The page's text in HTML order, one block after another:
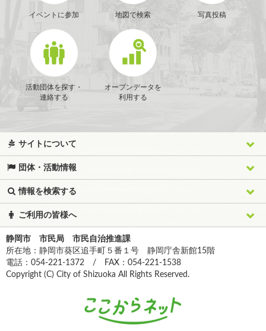
イベントに参加 地図で検索 写真投稿
活動団体を探す・
連絡する
オープンデータを
利用する
サイトについて
団体・活動情報
情報を検索する
ご利用の皆様へ
静岡市 市民局 市民自治推進課
所在地：静岡市葵区追手町５番１号 静岡庁舎新館15階
電話：054-221-1372 / FAX：054-221-1538
Copyright (C) City of Shizuoka All Rights Reserved.